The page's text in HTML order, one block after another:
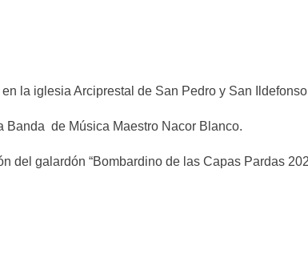
la iglesia Arciprestal de San Pedro y San
Banda de Música Maestro Nacor Blanco.
del galardón “Bombardino de las Capas Pardas